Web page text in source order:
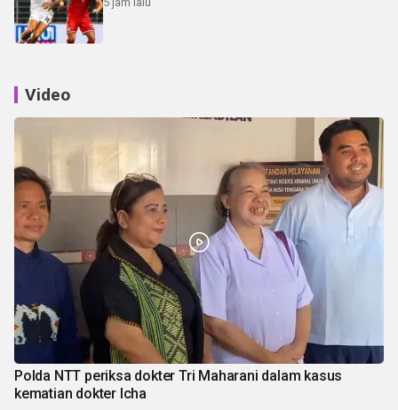
Video
Polda NTT periksa dokter Tri Maharani dalam kasus
kematian dokter Icha